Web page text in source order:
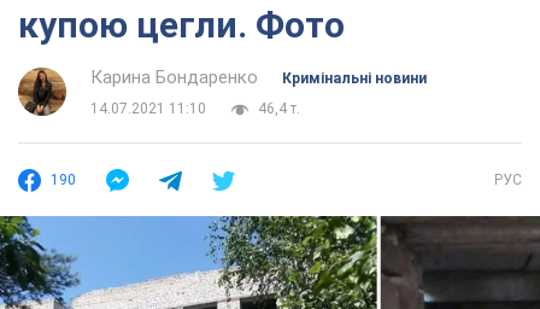
купою цегли. Фото
Карина Бондаренко
Кримінальні новини
14.07.2021 11:10
46,4 т.
190 РУС